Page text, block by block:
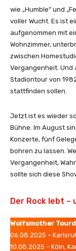
g
n
wie „Humble“ und
voller Wucht. Es ist
aufgenommen mit
Wohnzimmer,
zwischen
Vergangenheit. Und
Stadiontour von
stattfinden sollen.
Jetzt ist es wieder
Bühne. Im August
Konzerte, fünf
bohren zu lassen.
Vergangenheit,
sollte sich diese
Der Rock lebt –
Wolfsmother
06.08.2025 –
10.08.2025 – Köln,